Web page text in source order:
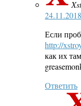
Если
http://
как их
Ответить